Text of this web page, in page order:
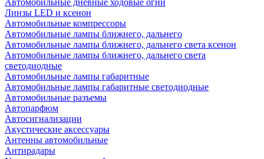
Автомобильные дневные ходовые огни
Линзы LED и ксенон
Автомобильные компрессоры
Автомобильные лампы ближнего, дальнего
Автомобильные лампы ближнего, дальнего света ксенон
Автомобильные лампы ближнего, дальнего света
светодиодные
Автомобильные лампы габаритные
Автомобильные лампы габаритные светодиодные
Автомобильные разъемы
Автопарфюм
Автосигнализации
Акустические аксессуары
Антенны автомобильные
Антирадары